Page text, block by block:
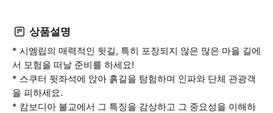
상품설명
* 시엠립의 매력적인 뒷길, 특히 포장되지 않은 많은 마을 길에
서 모험을 떠날 준비를 하세요!
* 스쿠터 뒷좌석에 앉아 흙길을 탐험하며 인파와 단체 관광객
을 피하세요.
* 캄보디아 불교에서 그 특징을 감상하고 그 중요성을 이해하